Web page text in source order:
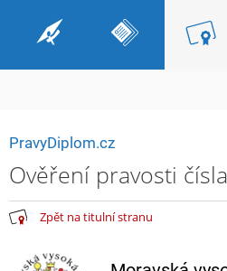
PravyDiplom.cz
Ověření pravosti
Zpět na titulní stranu